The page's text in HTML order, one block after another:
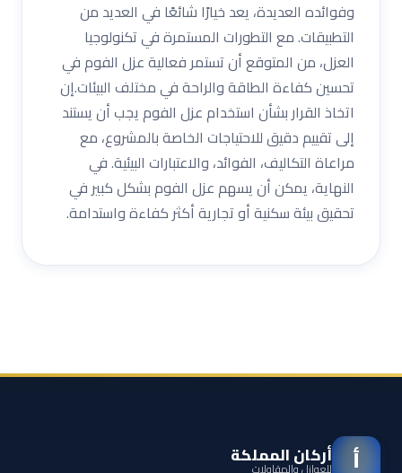
وفوائده العديدة، يعد خيارًا شائعًا في العديد من
التطبيقات. مع التطورات المستمرة في تكنولوجيا
العزل، من المتوقع أن تستمر فعالية عزل الفوم في
تحسين كفاءة الطاقة والراحة في مختلف البيئات.إن
اتخاذ القرار بشأن استخدام عزل الفوم يجب أن يستند
إلى تقييم دقيق للاحتياجات الخاصة بالمشروع، مع
مراعاة التكاليف، الفوائد، والاعتبارات البيئية. في
النهاية، يمكن أن يسهم عزل الفوم بشكل كبير في
تحقيق بيئة سكنية أو تجارية أكثر كفاءة واستدامة.
أ أركان المملكة
للعوازل والمقاولات